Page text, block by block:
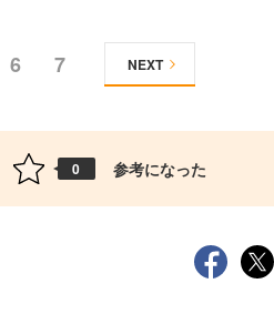
6 7 NEXT
0 参考になった